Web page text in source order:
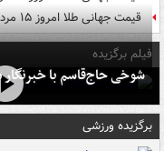
قیمت جهانی طلا امروز ۱۵ مرداد
فیلم برگزیده
شوخی حاج‌قاسم با خبرنگار
برگزیده ورزشی